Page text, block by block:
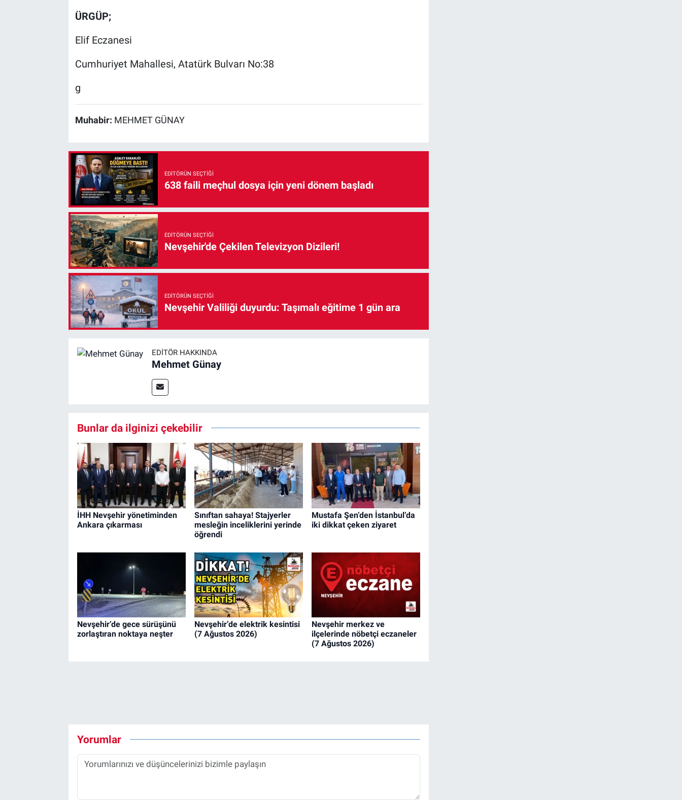
ÜRGÜP;
Elif Eczanesi
Cumhuriyet Mahallesi, Atatürk Bulvarı No:38
g
Muhabir: MEHMET GÜNAY
EDITÖRÜN SEÇTIĞI
638 faili meçhul dosya için yeni dönem başladı
EDITÖRÜN SEÇTIĞI
Nevşehir'de Çekilen Televizyon Dizileri!
EDITÖRÜN SEÇTIĞI
Nevşehir Valiliği duyurdu: Taşımalı eğitime 1 gün ara
EDITÖR HAKKINDA
Mehmet Günay
Bunlar da ilginizi çekebilir
İHH Nevşehir yönetiminden
Ankara çıkarması
Sınıftan sahaya! Stajyerler
mesleğin inceliklerini yerinde
öğrendi
Mustafa Şen’den İstanbul’da
iki dikkat çeken ziyaret
Nevşehir’de gece sürüşünü
zorlaştıran noktaya neşter
Nevşehir’de elektrik kesintisi
(7 Ağustos 2026)
Nevşehir merkez ve
ilçelerinde nöbetçi eczaneler
(7 Ağustos 2026)
Yorumlar